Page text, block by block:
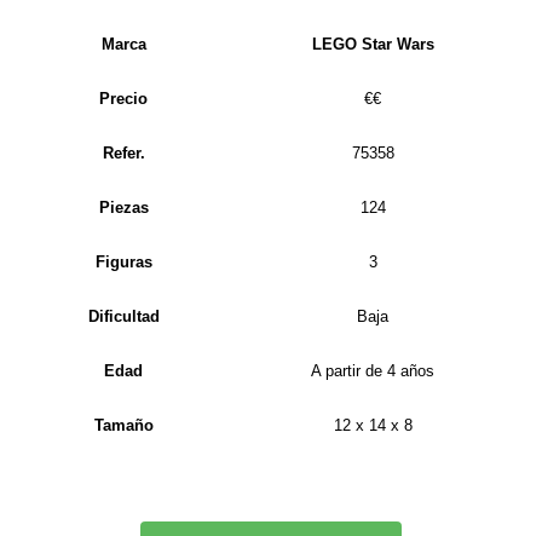
Marca LEGO Star Wars
Precio €€
Refer. 75358
Piezas 124
Figuras 3
Dificultad Baja
Edad A partir de 4 años
Tamaño 12 x 14 x 8